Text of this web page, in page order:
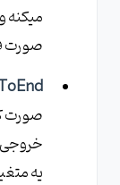
میکنه
صورت
صورت
یه